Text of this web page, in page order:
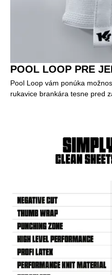
POOL LOOP PRE
Pool Loop vám ponúka
rukavice brankára tesne pred